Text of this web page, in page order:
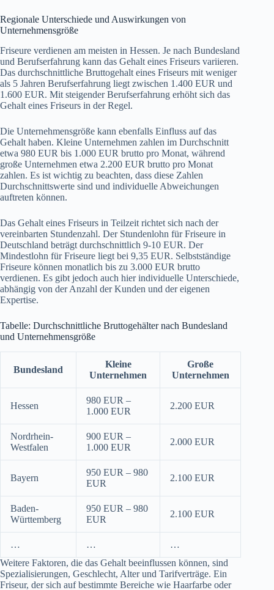
Regionale Unterschiede und Auswirkungen von
Unternehmensgröße
Friseure verdienen am meisten in Hessen. Je nach Bundesland
und Berufserfahrung kann das Gehalt eines Friseurs variieren.
Das durchschnittliche Bruttogehalt eines Friseurs mit weniger
als 5 Jahren Berufserfahrung liegt zwischen 1.400 EUR und
1.600 EUR. Mit steigender Berufserfahrung erhöht sich das
Gehalt eines Friseurs in der Regel.
Die Unternehmensgröße kann ebenfalls Einfluss auf das
Gehalt haben. Kleine Unternehmen zahlen im Durchschnitt
etwa 980 EUR bis 1.000 EUR brutto pro Monat, während
große Unternehmen etwa 2.200 EUR brutto pro Monat
zahlen. Es ist wichtig zu beachten, dass diese Zahlen
Durchschnittswerte sind und individuelle Abweichungen
auftreten können.
Das Gehalt eines Friseurs in Teilzeit richtet sich nach der
vereinbarten Stundenzahl. Der Stundenlohn für Friseure in
Deutschland beträgt durchschnittlich 9-10 EUR. Der
Mindestlohn für Friseure liegt bei 9,35 EUR. Selbstständige
Friseure können monatlich bis zu 3.000 EUR brutto
verdienen. Es gibt jedoch auch hier individuelle Unterschiede,
abhängig von der Anzahl der Kunden und der eigenen
Expertise.
Tabelle: Durchschnittliche Bruttogehälter nach Bundesland
und Unternehmensgröße
Bundesland
Kleine
Unternehmen
Große
Unternehmen
Hessen
980 EUR –
1.000 EUR
2.200 EUR
Nordrhein-
Westfalen
900 EUR –
1.000 EUR
2.000 EUR
Bayern
950 EUR – 980
EUR
2.100 EUR
Baden-
Württemberg
950 EUR – 980
EUR
2.100 EUR
… …
…
Weitere Faktoren, die das Gehalt beeinflussen können, sind
Spezialisierungen, Geschlecht, Alter und Tarifverträge. Ein
Friseur, der sich auf bestimmte Bereiche wie Haarfarbe oder